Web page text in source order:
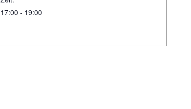
17:00 - 19:00